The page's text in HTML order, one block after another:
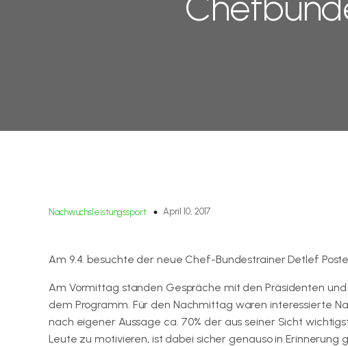
Nachwuchsleistungssport April 10, 2017
Am 9.4. besuchte der neue Chef-Bundestrainer Detlef
Am Vormittag standen Gespräche mit den Präsidenten
dem Programm. Für den Nachmittag waren interessierte
nach eigener Aussage ca. 70% der aus seiner Sicht
Leute zu motivieren, ist dabei sicher genauso in Erinnerung